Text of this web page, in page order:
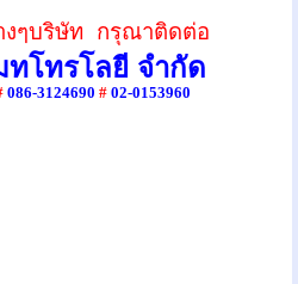
งๆบริษัท กรุณาติดต่อ
โทรโลยี จำกัด
086-3124690 # 02-0153960